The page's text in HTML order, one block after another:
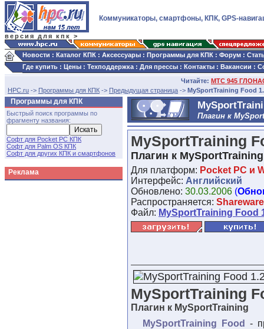
версия для кпк >
Коммуникаторы, смартфоны, КПК, GPS-
Новости : Каталог КПК : Аксессуары : Программы для КПК : Форум :
Где купить : Цены : Техподдержка : Для прессы : Контакты : Вакансии :
Читайте: МТС 945
HPC.ru -> Программы для КПК -> Предыдущая страница -> MySportTraining Food
Программы для КПК
Быстрый поиск программы по
фрагменту названия:
Софт для Pocket PC КПК
Софт для Palm OS КПК
Софт для других КПК и смартфонов
Реклама
Плагин к
MySportTraining
Плагин к MySportTraining
Для платформ: Pocket PC и
Интерфейс: Английский
Обновлено: 30.03.2006 (
Распространяется: Shareware
Файл: MySportTraining Food
MySportTraining
Плагин к MySportTraining
MySportTraining Food
-